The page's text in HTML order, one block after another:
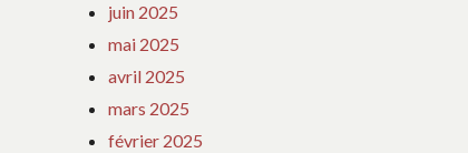
juin 2025
mai 2025
avril 2025
mars 2025
février 2025